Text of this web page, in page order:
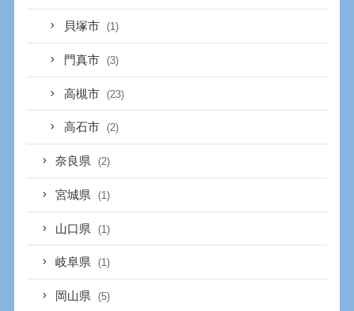
貝塚市 (1)
門真市 (3)
高槻市 (23)
高石市 (2)
奈良県 (2)
宮城県 (1)
山口県 (1)
岐阜県 (1)
岡山県 (5)